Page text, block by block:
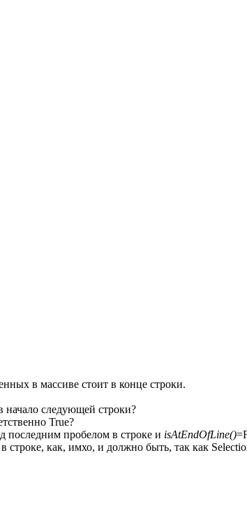
в массиве стоит в конце строки.
следующей строки?
True?
последним пробелом в строке и isAtEndOfLine()
как, имхо, и должно быть, так как